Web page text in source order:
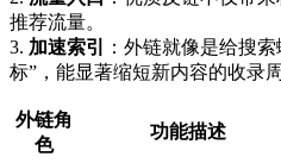
推荐流量。
3. 加速索引
：外链就像是给搜
标”，能显著缩短新内容的收录周
外链角
色
功能描述